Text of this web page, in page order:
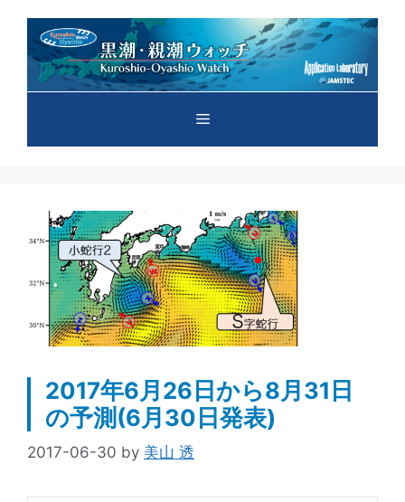
メ
ュ
ー
2017年6月26日から8月31日
の予測(6月30日発表)
2017-06-30 by 美山 透